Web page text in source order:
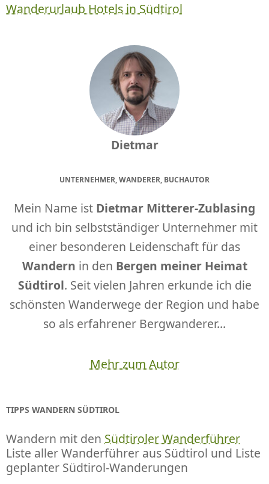
Wanderurlaub Hotels in Südtirol
Dietmar
UNTERNEHMER, WANDERER, BUCHAUTOR
Mein Name ist Dietmar Mitterer-Zublasing
und ich bin selbstständiger Unternehmer mit
einer besonderen Leidenschaft für das
Wandern in den Bergen meiner Heimat
Südtirol. Seit vielen Jahren erkunde ich die
schönsten Wanderwege der Region und habe
so als erfahrener Bergwanderer...
Mehr zum Autor
TIPPS WANDERN SÜDTIROL
Wandern mit den Südtiroler Wanderführer
Liste aller Wanderführer aus Südtirol und Liste
geplanter Südtirol-Wanderungen